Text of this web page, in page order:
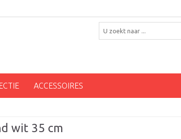
ACCESSOIRES
wit 35 cm